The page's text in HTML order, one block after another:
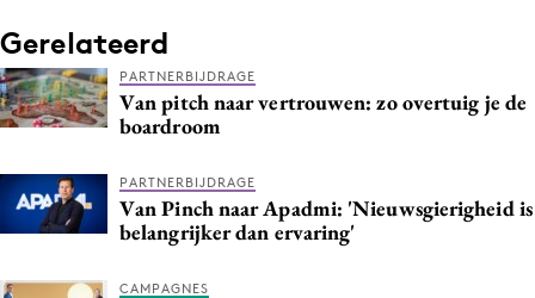
Gerelateerd
PARTNERBIJDRAGE
Van pitch naar vertrouwen: zo overtuig je de
boardroom
PARTNERBIJDRAGE
Van Pinch naar Apadmi: 'Nieuwsgierigheid is
belangrijker dan ervaring'
CAMPAGNES